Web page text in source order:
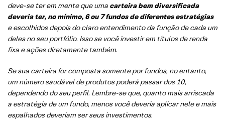
deve-se ter em mente que uma carteira bem diversificada
deveria ter, no mínimo, 6 ou 7 fundos de diferentes estratégias
e escolhidos depois do claro entendimento da função de cada um
deles no seu portfólio. Isso se você investir em títulos de renda
fixa e ações diretamente também.
Se sua carteira for composta somente por fundos, no entanto,
um número saudável de produtos poderá passar dos 10,
dependendo do seu perfil. Lembre-se que, quanto mais arriscada
a estratégia de um fundo, menos você deveria aplicar nele e mais
espalhados deveriam ser seus investimentos.